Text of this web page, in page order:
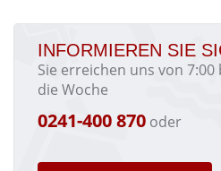
INFORMIEREN SIE
Sie erreichen uns von 7:00
die Woche
0241-400 870 oder